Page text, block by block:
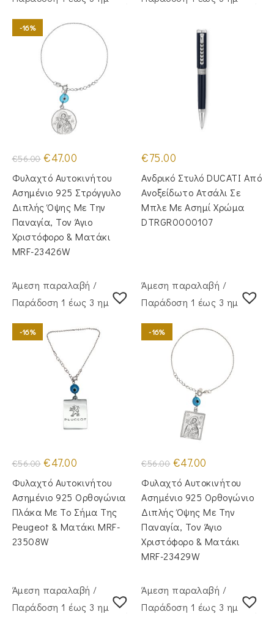
-16%
€56.00 Original
price
was:
€56.00.
€47.00
τιμή
είναι:
€47.00.
Φυλαχτό Αυτοκινήτου
Ασημένιο 925 Στρόγγυλο
Διπλής Όψης Με Την
Παναγία, Τον Άγιο
Χριστόφορο & Ματάκι
MRF-23426W
€75.00
Ανδρικό Στυλό DUCATI Από
Ανοξείδωτο Ατσάλι Σε
Μπλε Με Ασημί Χρώμα
DTRGR0000107
Άμεση παραλαβή /
Παράδoση 1 έως 3 ημέρες
-16%
€56.00 Original
price
was:
€56.00.
€47.00
τιμή
είναι:
€47.00.
Φυλαχτό Αυτοκινήτου
Ασημένιο 925 Ορθογώνια
Πλάκα Με Το Σήμα Της
Peugeot & Ματάκι MRF-
23508W
Άμεση παραλαβή /
Παράδoση 1 έως 3 ημέρες
-16%
€56.00 Original
price
was:
€56.00.
€47.00
τιμή
είναι:
€47.00.
Φυλαχτό Αυτοκινήτου
Ασημένιο 925 Ορθογώνιο
Διπλής Όψης Με Την
Παναγία, Τον Άγιο
Χριστόφορο & Ματάκι
MRF-23429W
Άμεση παραλαβή /
Παράδoση 1 έως 3 ημέρες
Άμεση παραλαβή /
Παράδoση 1 έως 3 ημέρες